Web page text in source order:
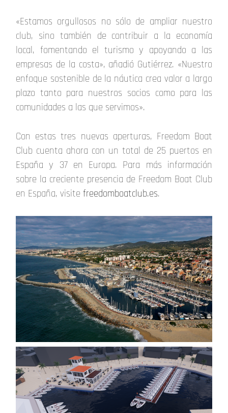
«Estamos orgullosos no sólo de ampliar nuestro
club, sino también de contribuir a la economía
local, fomentando el turismo y apoyando a las
empresas de la costa», añadió Gutiérrez. «Nuestro
enfoque sostenible de la náutica crea valor a largo
plazo tanto para nuestros socios como para las
comunidades a las que servimos».
Con estas tres nuevas aperturas, Freedom Boat
Club cuenta ahora con un total de 25 puertos en
España y 37 en Europa. Para más información
sobre la creciente presencia de Freedom Boat Club
en España, visite freedomboatclub.es.